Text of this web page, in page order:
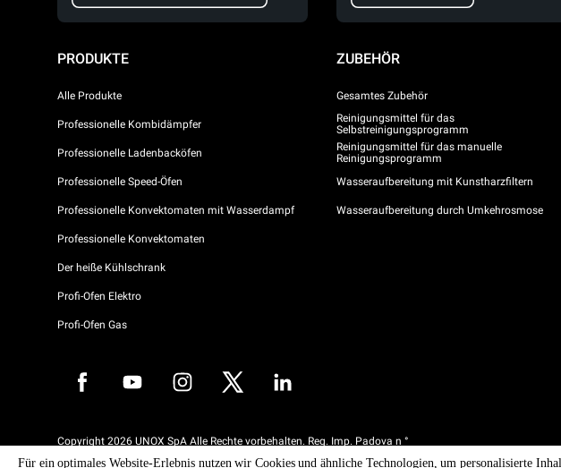
PRODUKTE
Alle Produkte
Professionelle Kombidämpfer
Professionelle Ladenbacköfen
Professionelle Speed-Öfen
Professionelle Konvektomaten mit Wasserdampf
Professionelle Konvektomaten
Der heiße Kühlschrank
Profi-Ofen Elektro
Profi-Ofen Gas
ZUBEHÖR
Gesamtes Zubehör
Reinigungsmittel für das
Selbstreinigungsprogramm
Reinigungsmittel für das manuelle
Reinigungsprogramm
Wasseraufbereitung mit Kunstharzfiltern
Wasseraufbereitung durch Umkehrosmose
Copyright 2026 UNOX SpA Alle Rechte vorbehalten. Reg. Imp. Padova n °
04230750285 - IT WEEE Reg. No. IT08020000000377
Für ein optimales Website-Erlebnis nutzen wir Cookies und ähnliche Technologien, um personalisierte